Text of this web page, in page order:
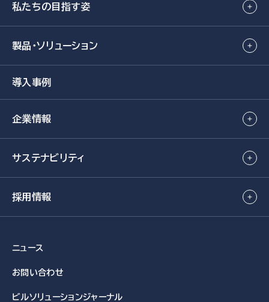
私たちの目指す姿
製品・ソリューション
導入事例
企業情報
サステナビリティ
採用情報
ニュース
お問い合わせ
ビルソリューションジャーナル